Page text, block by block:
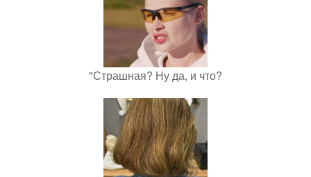
"Страшная? Ну да, и что?